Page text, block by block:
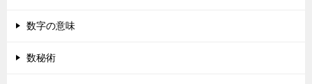
数字の意味
数秘術